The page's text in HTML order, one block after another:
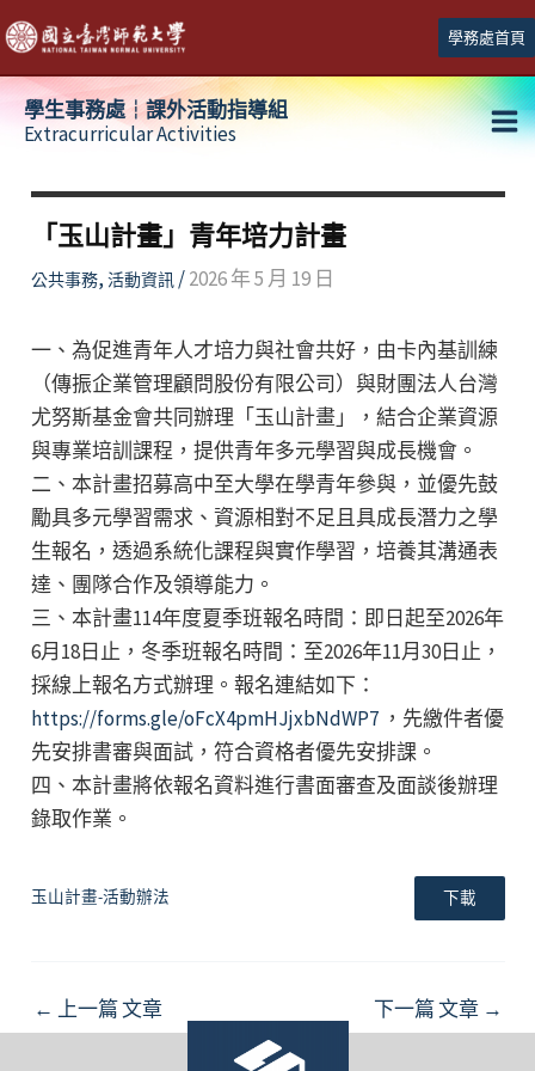
跳
至
主
學務處首頁
學生事務處┆課外活動指導組
Extracurricular Activities
「玉山計畫」青年培力計畫
公共事務, 活動資訊/2026 年 5 月 19 日
一、為促進青年人才培力與社會共好，由卡內基訓練
（傳振企業管理顧問股份有限公司）與財團法人台灣
尤努斯基金會共同辦理「玉山計畫」，結合企業資源
與專業培訓課程，提供青年多元學習與成長機會。
二、本計畫招募高中至大學在學青年參與，並優先鼓
勵具多元學習需求、資源相對不足且具成長潛力之學
生報名，透過系統化課程與實作學習，培養其溝通表
達、團隊合作及領導能力。
三、本計畫114年度夏季班報名時間：即日起至2026年
6月18日止，冬季班報名時間：至2026年11月30日止，
採線上報名方式辦理。報名連結如下：
https://forms.gle/oFcX4pmHJjxbNdWP7，先繳件者優
先安排書審與面試，符合資格者優先安排課。
四、本計畫將依報名資料進行書面審查及面談後辦理
錄取作業。
玉山計畫-活動辦法 下載
Post
navigation
← 上一篇 文章 下一篇 文章 →